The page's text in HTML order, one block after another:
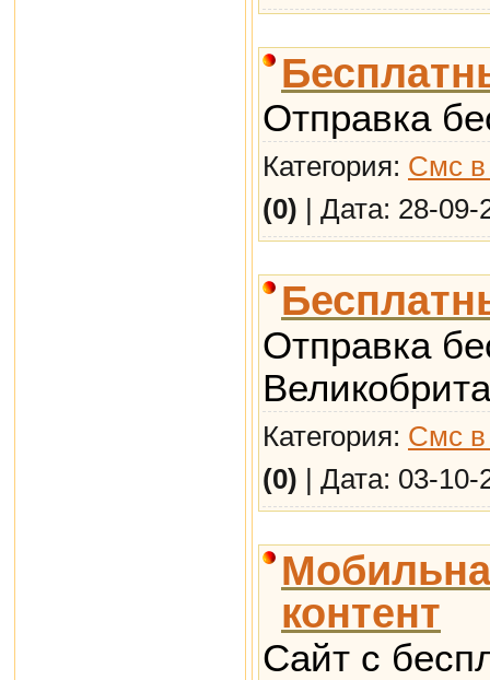
Отправка
Категория: Смс в
(0) | Дата: 28-09-
Отправка
Категория: Смс в
(0) | Дата: 03-10-
контент
Сайт с